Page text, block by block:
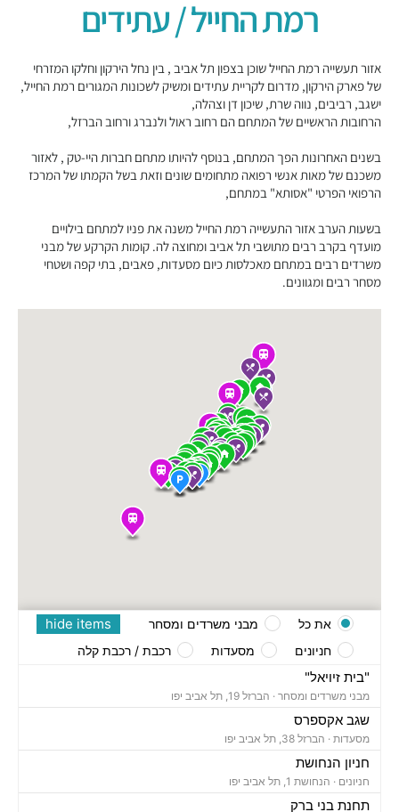
רמת החייל / עתידים
אזור תעשייה רמת החייל שוכן בצפון תל אביב , בין נחל הירקון וחלקו המזרחי
של פארק הירקון, מדרום לקריית עתידים ומשיק לשכונות המגורים רמת החייל,
ישגב, רביבים, נווה שרת, שיכון דן וצהלה,
הרחובות הראשיים של המתחם הם רחוב ראול ולנברג ורחוב הברזל,
בשנים האחרונות הפך המתחם, בנוסף להיותו מתחם חברות היי-טק , לאזור
משכנם של מאות אנשי רפואה מתחומים שונים וזאת בשל הקמתו של המרכז
הרפואי הפרטי "אסותא" במתחם,
בשעות הערב אזור התעשייה רמת החייל משנה את פניו למתחם בילויים
מועדף בקרב רבים מתושבי תל אביב ומחוצה לה. קומות הקרקע של מבני
משרדים רבים במתחם מאכלסות כיום מסעדות, פאבים, בתי קפה ושטחי
מסחר רבים ומגוונים.
"בית זיויאל"
מבני משרדים ומסחר · הברזל 19, תל אביב יפו
שגב אקספרס
מסעדות · הברזל 38, תל אביב יפו
חניון הנחושת
חניונים · הנחושת 1, תל אביב יפו
תחנת בני ברק
hide items את כל
מבני משרדים ומסחר
חניונים
מסעדות רכבת / רכבת קלה